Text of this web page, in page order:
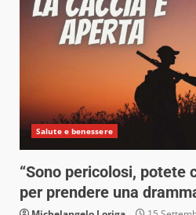
Salute e benessere
“Sono pericolosi, potete
per prendere una